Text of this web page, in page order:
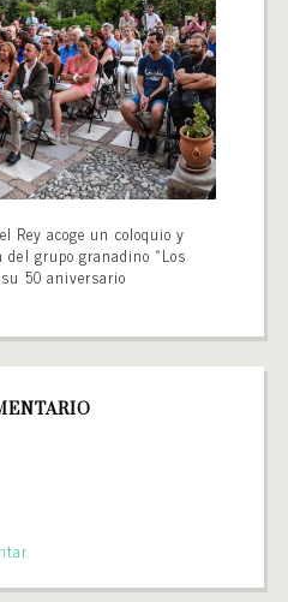
Rey acoge un coloquio y
grupo granadino «Los
50 aniversario